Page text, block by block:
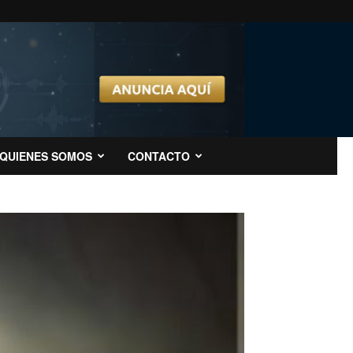
QUIENES SOMOS CONTACTO